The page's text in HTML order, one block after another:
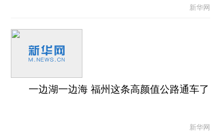
新华网
一边湖一边海 福州这条高颜值公路通车了
新华网